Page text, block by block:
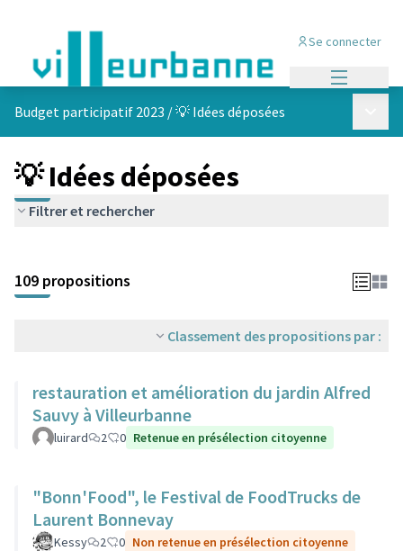
Se connecter
Budget participatif 2023 /💡 Idées déposées
💡 Idées déposées
Filtrer et rechercher
+
−
109 propositions
Classement des propositions par :
restauration et amélioration du jardin Alfred
Sauvy à Villeurbanne
luirard 2 0 Retenue en présélection citoyenne
"Bonn'Food", le Festival de FoodTrucks de
Laurent Bonnevay
Kessy 2 0 Non retenue en présélection citoyenne